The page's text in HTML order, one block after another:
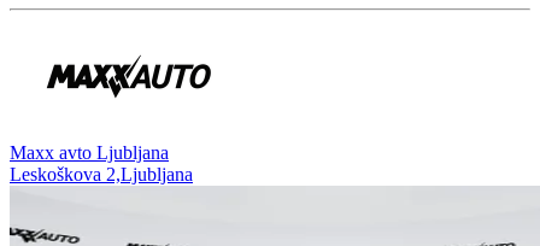
⁠Maxx avto Ljubljana
Leskoškova 2,Ljubljana